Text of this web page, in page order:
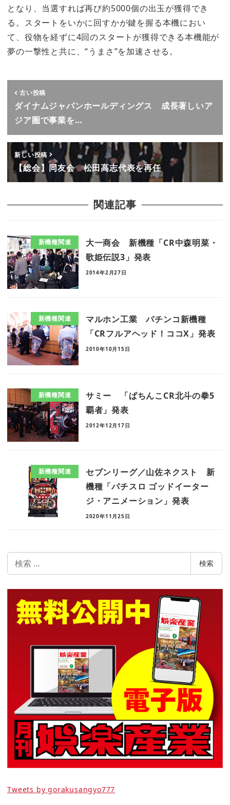
となり、当選すれば再び約5000個の出玉が獲得でき
る。スタートをいかに回すかが鍵を握る本機におい
て、役物を経ずに4回のスタートが獲得できる本機能が
夢の一撃性と共に、“うまさ”を加速させる。
古い投稿
ダイナムジャパンホールディングス 成長著しいア
ジア圏で事業を…
新しい投稿
【総会】同友会 松田高志代表を再任
関連記事
新機種関連
大一商会 新機種「CR中森明菜・
歌姫伝説3」発表
2014年2月27日
新機種関連
マルホン工業 パチンコ新機種
「CRフルアヘッド！ココX」発表
2010年10月15日
新機種関連
サミー 「ぱちんこCR北斗の拳5
覇者」発表
2012年12月17日
新機種関連
セブンリーグ／山佐ネクスト 新
機種「パチスロ ゴッドイーター
ジ・アニメーション」発表
2020年11月25日
索
検索
Tweets by gorakusangyo777